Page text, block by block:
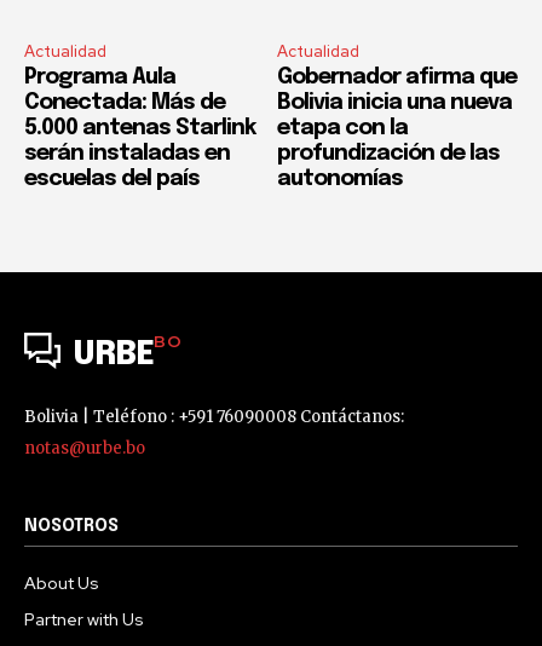
Actualidad
Programa Aula
Conectada: Más de
5.000 antenas Starlink
serán instaladas en
escuelas del país
Actualidad
Gobernador afirma que
Bolivia inicia una nueva
etapa con la
profundización de las
autonomías
URBEBO
Bolivia | Teléfono : +591 76090008 Contáctanos:
notas@urbe.bo
NOSOTROS
About Us
Partner with Us